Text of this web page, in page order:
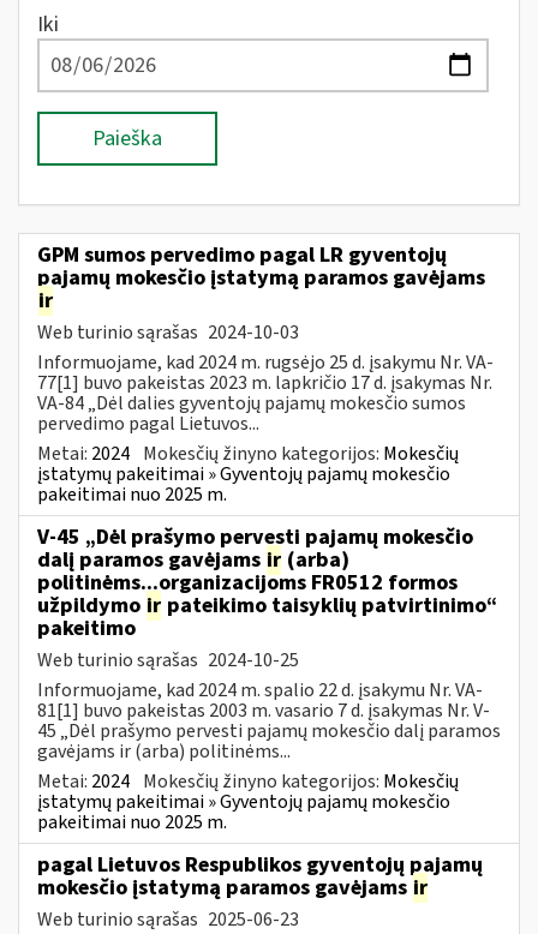
Iki
Paieška
GPM sumos pervedimo pagal LR gyventojų
pajamų mokesčio įstatymą paramos gavėjams
ir
Web turinio sąrašas 2024-10-03
Informuojame, kad 2024 m. rugsėjo 25 d. įsakymu Nr. VA-
77[1] buvo pakeistas 2023 m. lapkričio 17 d. įsakymas Nr.
VA-84 „Dėl dalies gyventojų pajamų mokesčio sumos
pervedimo pagal Lietuvos...
Metai: 2024 Mokesčių žinyno kategorijos: Mokesčių
įstatymų pakeitimai » Gyventojų pajamų mokesčio
pakeitimai nuo 2025 m.
V-45 „Dėl prašymo pervesti pajamų mokesčio
dalį paramos gavėjams ir (arba)
politinėms...organizacijoms FR0512 formos
užpildymo ir pateikimo taisyklių patvirtinimo“
pakeitimo
Web turinio sąrašas 2024-10-25
Informuojame, kad 2024 m. spalio 22 d. įsakymu Nr. VA-
81[1] buvo pakeistas 2003 m. vasario 7 d. įsakymas Nr. V-
45 „Dėl prašymo pervesti pajamų mokesčio dalį paramos
gavėjams ir (arba) politinėms...
Metai: 2024 Mokesčių žinyno kategorijos: Mokesčių
įstatymų pakeitimai » Gyventojų pajamų mokesčio
pakeitimai nuo 2025 m.
pagal Lietuvos Respublikos gyventojų pajamų
mokesčio įstatymą paramos gavėjams ir
Web turinio sąrašas 2025-06-23